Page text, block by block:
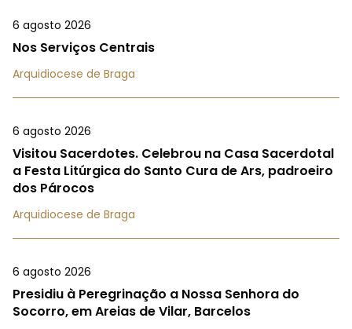
6 agosto 2026
Nos Serviços Centrais
Arquidiocese de Braga
6 agosto 2026
Visitou Sacerdotes. Celebrou na Casa Sacerdotal
a Festa Litúrgica do Santo Cura de Ars, padroeiro
dos Párocos
Arquidiocese de Braga
6 agosto 2026
Presidiu à Peregrinação a Nossa Senhora do
Socorro, em Areias de Vilar, Barcelos